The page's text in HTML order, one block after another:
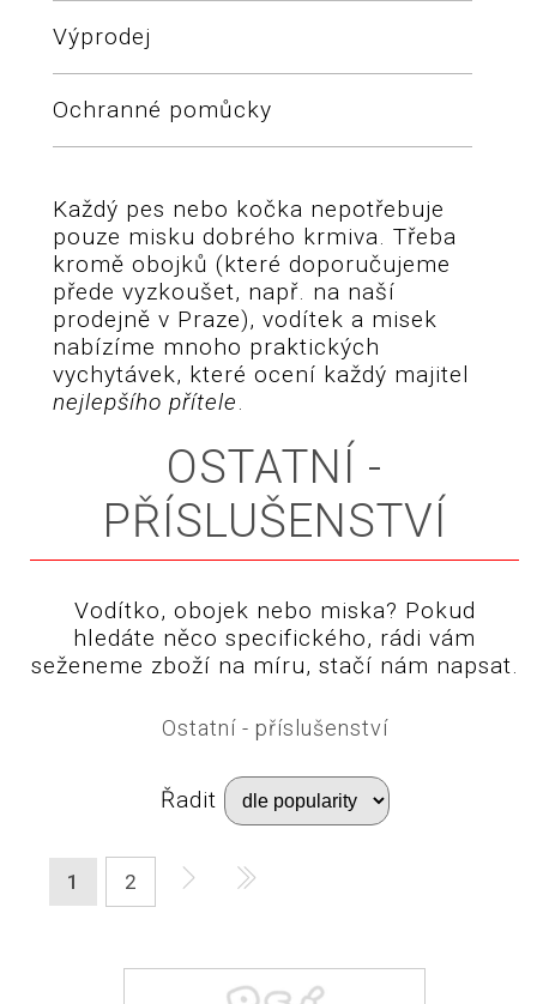
Výprodej
Ochranné pomůcky
Každý pes nebo kočka nepotřebuje
pouze misku dobrého krmiva. Třeba
kromě obojků (které doporučujeme
přede vyzkoušet, např. na naší
prodejně v Praze), vodítek a misek
nabízíme mnoho praktických
vychytávek, které ocení každý majitel
nejlepšího přítele.
OSTATNÍ -
PŘÍSLUŠENSTVÍ
Vodítko, obojek nebo miska? Pokud
hledáte něco specifického, rádi vám
seženeme zboží na míru, stačí nám napsat.
Ostatní - příslušenství
Řadit
1 2